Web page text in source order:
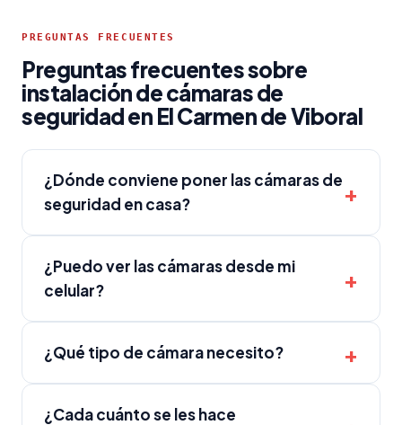
PREGUNTAS FRECUENTES
Preguntas frecuentes sobre
instalación de cámaras de
seguridad en El Carmen de Viboral
¿Dónde conviene poner las cámaras de
seguridad en casa?
¿Puedo ver las cámaras desde mi
celular?
¿Qué tipo de cámara necesito?
¿Cada cuánto se les hace